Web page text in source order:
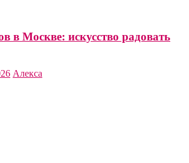
в Москве: искусство радовать
Алекса